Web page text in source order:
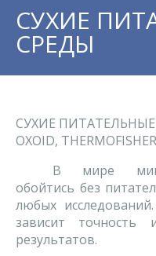
СУХИЕ
СРЕДЫ
СУХИЕ
ОXOID,
В мире
обойтись без
любых
зависит точность
результатов.